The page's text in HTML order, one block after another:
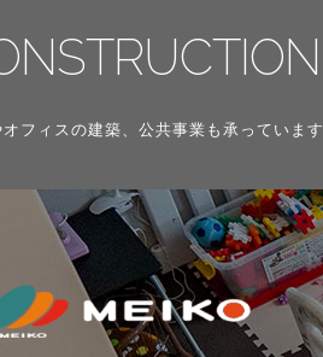
オフィスの建築、公共事業も承っています